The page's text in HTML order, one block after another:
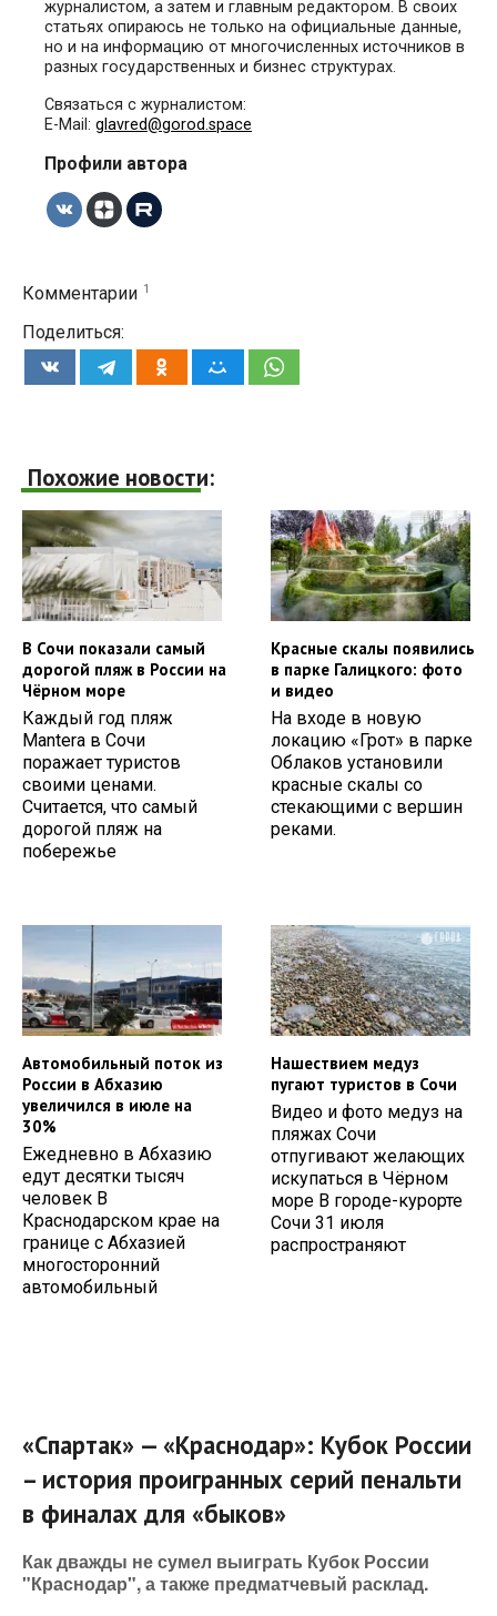
журналистом, а затем и главным редактором. В своих
статьях опираюсь не только на официальные данные,
но и на информацию от многочисленных источников в
разных государственных и бизнес структурах.
Связаться с журналистом:
E-Mail: glavred@gorod.space
Профили автора
Комментарии 1
Поделиться:
Похожие новости:
В Сочи показали самый
дорогой пляж в России на
Чёрном море
Каждый год пляж
Mantera в Сочи
поражает туристов
своими ценами.
Считается, что самый
дорогой пляж на
побережье
Красные скалы появились
в парке Галицкого: фото
и видео
На входе в новую
локацию «Грот» в парке
Облаков установили
красные скалы со
стекающими с вершин
реками.
Автомобильный поток из
России в Абхазию
увеличился в июле на
30%
Ежедневно в Абхазию
едут десятки тысяч
человек В
Краснодарском крае на
границе с Абхазией
многосторонний
автомобильный
Нашествием медуз
пугают туристов в Сочи
Видео и фото медуз на
пляжах Сочи
отпугивают желающих
искупаться в Чёрном
море В городе-курорте
Сочи 31 июля
распространяют
«Спартак» — «Краснодар»: Кубок России
– история проигранных серий пенальти
в финалах для «быков»
Как дважды не сумел выиграть Кубок России
"Краснодар", а также предматчевый расклад.